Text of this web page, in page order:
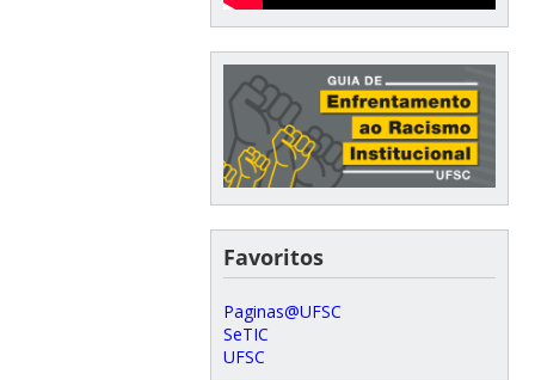
Favoritos
Paginas@UFSC
SeTIC
UFSC